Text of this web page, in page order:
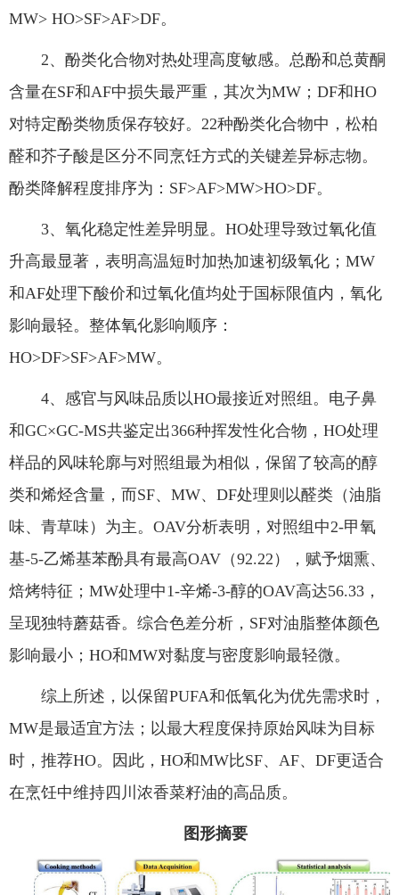
MW> HO>SF>AF>DF。
2、酚类化合物对热处理高度敏感。总酚和总黄酮
含量在SF和AF中损失最严重，其次为MW；DF和HO
对特定酚类物质保存较好。22种酚类化合物中，松柏
醛和芥子酸是区分不同烹饪方式的关键差异标志物。
酚类降解程度排序为：SF>AF>MW>HO>DF。
3、氧化稳定性差异明显。HO处理导致过氧化值
升高最显著，表明高温短时加热加速初级氧化；MW
和AF处理下酸价和过氧化值均处于国标限值内，氧化
影响最轻。整体氧化影响顺序：
HO>DF>SF>AF>MW。
4、感官与风味品质以HO最接近对照组。电子鼻
和GC×GC‑MS共鉴定出366种挥发性化合物，HO处理
样品的风味轮廓与对照组最为相似，保留了较高的醇
类和烯烃含量，而SF、MW、DF处理则以醛类（油脂
味、青草味）为主。OAV分析表明，对照组中2‑甲氧
基‑5‑乙烯基苯酚具有最高OAV（92.22），赋予烟熏、
焙烤特征；MW处理中1‑辛烯‑3‑醇的OAV高达56.33，
呈现独特蘑菇香。综合色差分析，SF对油脂整体颜色
影响最小；HO和MW对黏度与密度影响最轻微。
综上所述，以保留PUFA和低氧化为优先需求时，
MW是最适宜方法；以最大程度保持原始风味为目标
时，推荐HO。因此，HO和MW比SF、AF、DF更适合
在烹饪中维持四川浓香菜籽油的高品质。
图形摘要